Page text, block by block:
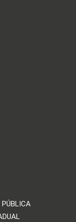
PÚBLICA